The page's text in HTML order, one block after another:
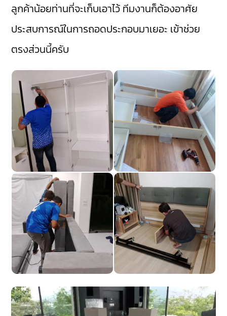
ลูกค้าน้อยท่านที่จะเก็บเอาไว้ ทีมงานก็ต้องอาศัย
ประสบการณ์ในการถอดประกอบมาเยอะ เข้าช่วย
ตรงส่วนนี้ครับ